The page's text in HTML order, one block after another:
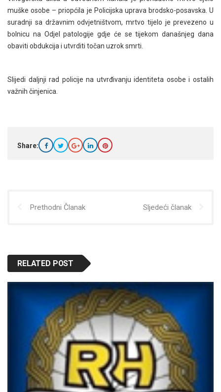
muške osobe – priopćila je Policijska uprava brodsko-posavska. U
suradnji sa državnim odvjetništvom, mrtvo tijelo je prevezeno u
bolnicu na Odjel patologije gdje će se tijekom današnjeg dana
obaviti obdukcija i utvrditi točan uzrok smrti.
Slijedi daljnji rad policije na utvrđivanju identiteta osobe i ostalih
važnih činjenica.
Share:
Prethodni Članak Sljedeći članak
RELATED POST